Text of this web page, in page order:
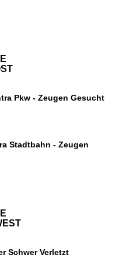
Pkw - Zeugen Gesucht
Stadtbahn - Zeugen
Schwer Verletzt